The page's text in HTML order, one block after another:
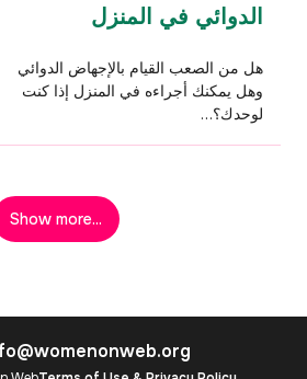
الدوائي في المنزل
هل من الصعب القيام بالإجهاض الدوائي
وهل يمكنك أجراءه في المنزل إذا كنت
لوحدك؟…
Show more...